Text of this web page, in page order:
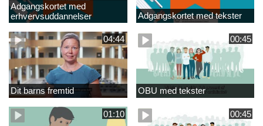
Adgangskortet med
erhvervsuddannelser
Adgangskortet med tekster
04:44
Dit barns fremtid
00:45
OBU med tekster
01:10 00:45